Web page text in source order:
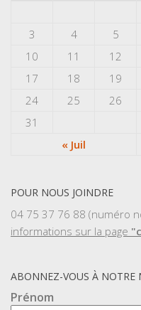
3
4 5
10
11 12
17
18 19
24
25 26
31
« Juil
POUR NOUS JOINDRE
04 75 37 76 88 (numéro
informations sur la page
ABONNEZ-VOUS À NOTRE
Prénom